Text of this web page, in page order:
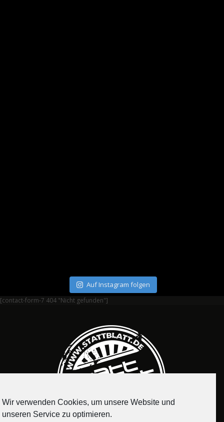
Auf Instagram folgen
[contact-form-7 404 "Nicht gefunden"]
Wir verwenden Cookies, um unsere Website und
unseren Service zu optimieren.